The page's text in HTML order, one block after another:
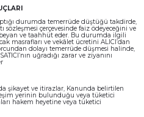
durumda temerrüde düştüğü takdirde,
çerçevesinde faiz ödeyeceğini ve
ve taahhüt eder. Bu durumda ilgili
masrafları ve vekâlet ücretini ALICI’dan
dolayı temerrüde düşmesi halinde,
uğradığı zarar ve ziyanını
şikayet ve itirazlar, Kanunda belirtilen
yerinin bulunduğu veya tüketici
hakem heyetine veya tüketici